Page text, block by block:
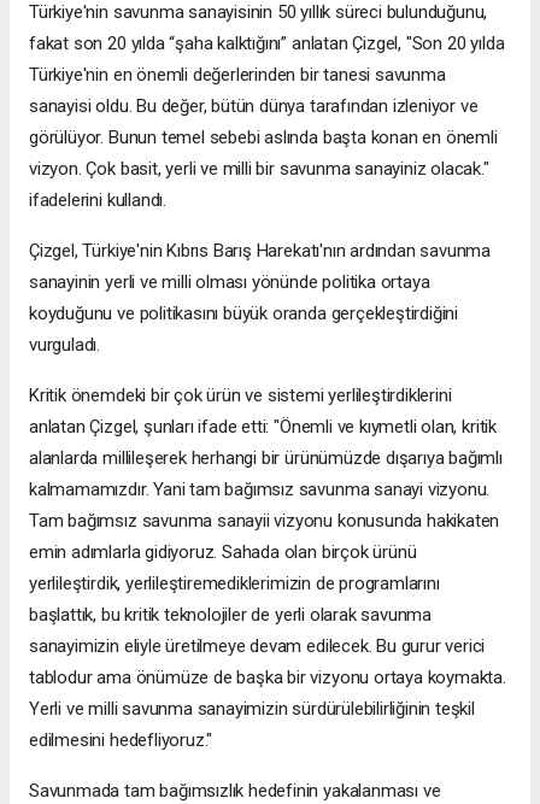
Türkiye'nin savunma sanayisinin 50 yıllık süreci bulunduğunu,
fakat son 20 yılda “şaha kalktığını” anlatan Çizgel, "Son 20 yılda
Türkiye'nin en önemli değerlerinden bir tanesi savunma
sanayisi oldu. Bu değer, bütün dünya tarafından izleniyor ve
görülüyor. Bunun temel sebebi aslında başta konan en önemli
vizyon. Çok basit, yerli ve milli bir savunma sanayiniz olacak."
ifadelerini kullandı.
Çizgel, Türkiye'nin Kıbrıs Barış Harekatı'nın ardından savunma
sanayinin yerli ve milli olması yönünde politika ortaya
koyduğunu ve politikasını büyük oranda gerçekleştirdiğini
vurguladı.
Kritik önemdeki bir çok ürün ve sistemi yerlileştirdiklerini
anlatan Çizgel, şunları ifade etti: "Önemli ve kıymetli olan, kritik
alanlarda millileşerek herhangi bir ürünümüzde dışarıya bağımlı
kalmamamızdır. Yani tam bağımsız savunma sanayi vizyonu.
Tam bağımsız savunma sanayii vizyonu konusunda hakikaten
emin adımlarla gidiyoruz. Sahada olan birçok ürünü
yerlileştirdik, yerlileştiremediklerimizin de programlarını
başlattık, bu kritik teknolojiler de yerli olarak savunma
sanayimizin eliyle üretilmeye devam edilecek. Bu gurur verici
tablodur ama önümüze de başka bir vizyonu ortaya koymakta.
Yerli ve milli savunma sanayimizin sürdürülebilirliğinin teşkil
edilmesini hedefliyoruz."
Savunmada tam bağımsızlık hedefinin yakalanması ve